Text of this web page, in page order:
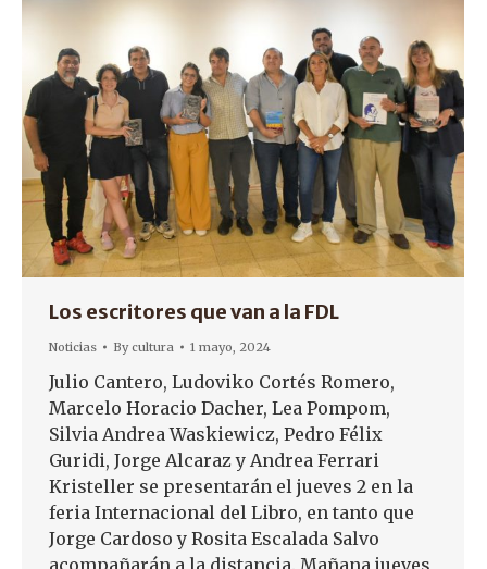
Los escritores que van a la FDL
Noticias Bycultura 1 mayo, 2024
Julio Cantero, Ludoviko Cortés Romero,
Marcelo Horacio Dacher, Lea Pompom,
Silvia Andrea Waskiewicz, Pedro Félix
Guridi, Jorge Alcaraz y Andrea Ferrari
Kristeller se presentarán el jueves 2 en la
feria Internacional del Libro, en tanto que
Jorge Cardoso y Rosita Escalada Salvo